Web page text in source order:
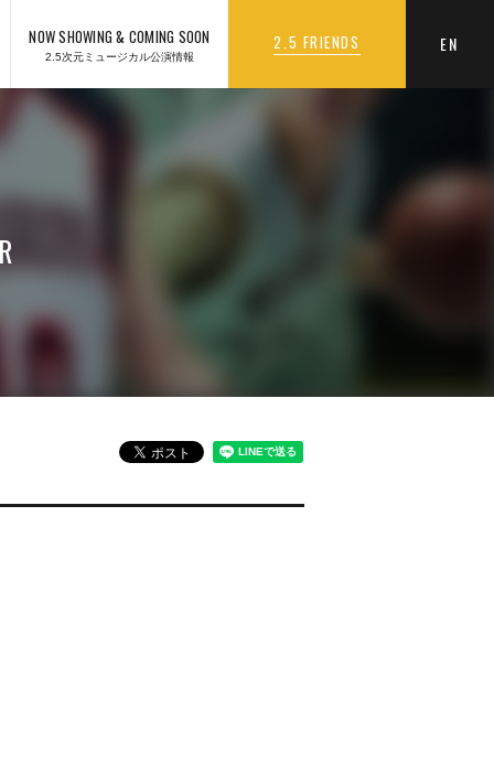
EN
NOW SHOWING & COMING SOON
2.5次元ミュージカル公演情報
2.5 FRIENDS